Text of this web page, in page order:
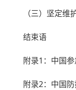
（三）坚定
结束语
附录1：中国
附录2：中国